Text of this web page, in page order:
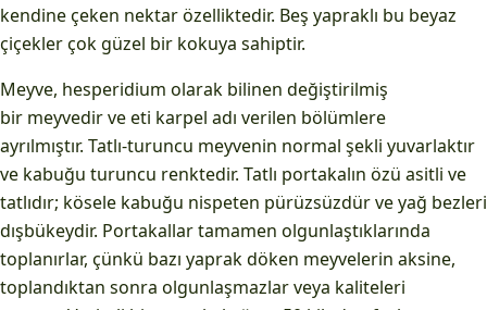
kendine çeken nektar özelliktedir. Beş yapraklı bu beyaz
çiçekler çok güzel bir kokuya sahiptir.
Meyve, hesperidium olarak bilinen değiştirilmiş
bir meyvedir ve eti karpel adı verilen bölümlere
ayrılmıştır. Tatlı-turuncu meyvenin normal şekli yuvarlaktır
ve kabuğu turuncu renktedir. Tatlı portakalın özü asitli ve
tatlıdır; kösele kabuğu nispeten pürüzsüzdür ve yağ bezleri
dışbükeydir. Portakallar tamamen olgunlaştıklarında
toplanırlar, çünkü bazı yaprak döken meyvelerin aksine,
toplandıktan sonra olgunlaşmazlar veya kaliteleri